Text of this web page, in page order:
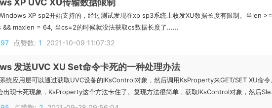
XP UVC XU传输数据限制
XP sp2开始支持的，经过测试发现在xp sp3系统上收发XU数据长度有限制。当len
maxlen = 64, 当cs=2的时候就没法获取cs数据长度了......
点赞数: 1 2021-10-09 11:07:32
发送UVC XU Set命令卡死的一种处理办法
统应用层可以通过获取UVC设备的IKsControl对象，然后调用KsProperty来GET/SET XU命
出现卡死现象，KsProperty这个方法卡住了。复现方法很简单，获取IKsControl对象，然后